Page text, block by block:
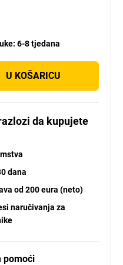
: 6-8 tjedana
U KOŠARICU
da kupujete
dana
od 200 eura (neto)
naručivanja za
pomoći